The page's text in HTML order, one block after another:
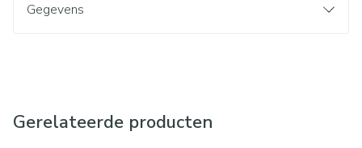
Gegevens
Gerelateerde producten